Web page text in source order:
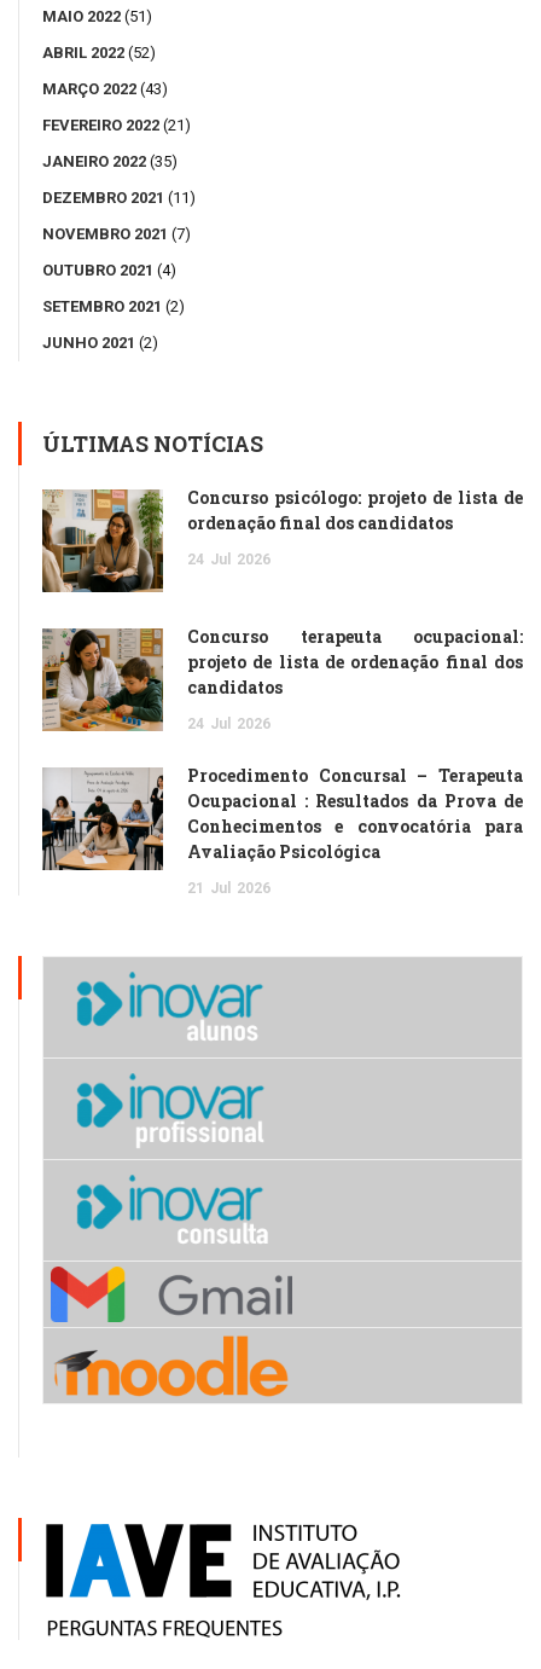
MAIO 2022 (51)
ABRIL 2022 (52)
MARÇO 2022 (43)
FEVEREIRO 2022 (21)
JANEIRO 2022 (35)
DEZEMBRO 2021 (11)
NOVEMBRO 2021 (7)
OUTUBRO 2021 (4)
SETEMBRO 2021 (2)
JUNHO 2021 (2)
ÚLTIMAS NOTÍCIAS
Concurso psicólogo: projeto de lista de
ordenação final dos candidatos
24 Jul 2026
Concurso terapeuta ocupacional:
projeto de lista de ordenação final dos
candidatos
24 Jul 2026
Procedimento Concursal – Terapeuta
Ocupacional : Resultados da Prova de
Conhecimentos e convocatória para
Avaliação Psicológica
21 Jul 2026